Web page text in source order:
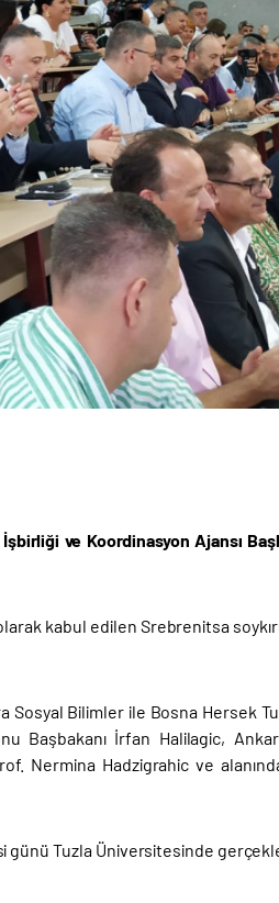
ve Koordinasyon Ajansı
kabul edilen Srebrenitsa
Sosyal Bilimler ile Bosna Hersek
Başbakanı İrfan Halilagic,
Nermina Hadzigrahic ve
günü Tuzla Üniversitesinde